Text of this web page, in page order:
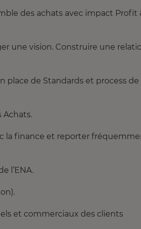
des achats avec impact Profit
une vision. Construire une
place de Standards et process de
Achats.
la finance et reporter
l’ENA.
et commerciaux des clients